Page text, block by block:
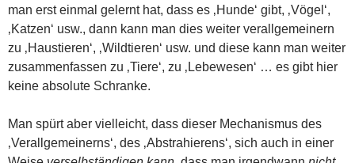
man erst einmal gelernt hat, dass es ‚Hunde‘ gibt, ‚Vögel‘,
‚Katzen‘ usw., dann kann man dies weiter verallgemeinern
zu ‚Haustieren‘, ‚Wildtieren‘ usw. und diese kann man weiter
zusammenfassen zu ‚Tiere‘, zu ‚Lebewesen‘ … es gibt hier
keine absolute Schranke.
Man spürt aber vielleicht, dass dieser Mechanismus des
‚Verallgemeinerns‘, des ‚Abstrahierens‘, sich auch in einer